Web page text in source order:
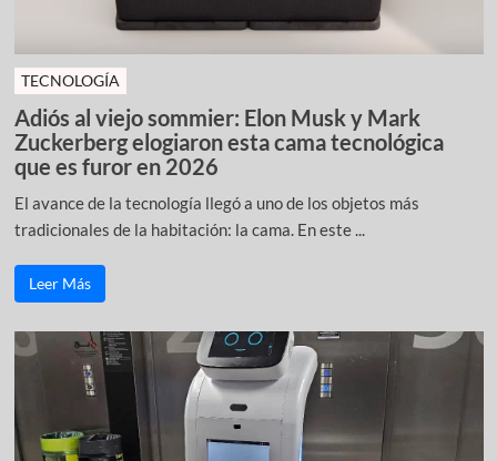
TECNOLOGÍA
Adiós al viejo sommier: Elon Musk y Mark
Zuckerberg elogiaron esta cama tecnológica
que es furor en 2026
El avance de la tecnología llegó a uno de los objetos más
tradicionales de la habitación: la cama. En este ...
Leer Más